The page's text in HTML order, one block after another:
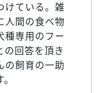
けている。雑
人間の食べ物
種専用のフー
の回答を頂き
の飼育の一助